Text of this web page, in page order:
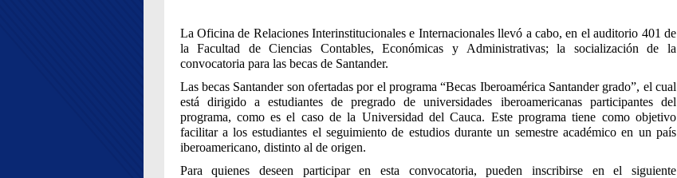
La Oficina de Relaciones Interinstitucionales e Internacionales llevó a cabo, en el auditorio 401 de
la Facultad de Ciencias Contables, Económicas y Administrativas; la socialización de la
convocatoria para las becas de Santander.
Las becas Santander son ofertadas por el programa “Becas Iberoamérica Santander grado”, el cual
está dirigido a estudiantes de pregrado de universidades iberoamericanas participantes del
programa, como es el caso de la Universidad del Cauca. Este programa tiene como objetivo
facilitar a los estudiantes el seguimiento de estudios durante un semestre académico en un país
iberoamericano, distinto al de origen.
Para quienes deseen participar en esta convocatoria, pueden inscribirse en el siguiente